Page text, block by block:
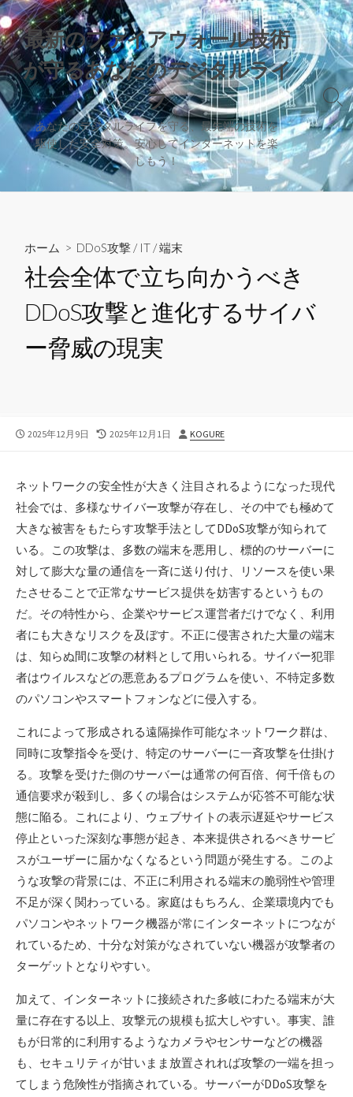
コ
ン
テ
ン
ツ
へ
ッ
最新のファイアウォール技術
が守るあなたのデジタルライ
フ
あなたのデジタルライフを守る、最先端の技術を
駆使した安全対策。安心してインターネットを楽
しもう！
検
索
切
り
替
え
ホーム > DDoS攻撃 / IT /端末
社会全体で立ち向かうべき
DDoS攻撃と進化するサイバ
ー脅威の現実
公
2025年12月9日
最
新
日
2025年12月1日
投
KOGURE
ネットワークの安全性が大きく注目されるようになった現代
社会では、多様なサイバー攻撃が存在し、その中でも極めて
大きな被害をもたらす攻撃手法としてDDoS攻撃が知られて
いる。
この攻撃は、多数の端末を悪用し、標的のサーバーに
対して膨大な量の通信を一斉に送り付け、リソースを使い果
たさせることで正常なサービス提供を妨害するというもの
だ。その特性から、企業やサービス運営者だけでなく、利用
者にも大きなリスクを及ぼす。不正に侵害された大量の端末
は、知らぬ間に攻撃の材料として用いられる。サイバー犯罪
者はウイルスなどの悪意あるプログラムを使い、不特定多数
のパソコンやスマートフォンなどに侵入する。
これによって形成される遠隔操作可能なネットワーク群は、
同時に攻撃指令を受け、特定のサーバーに一斉攻撃を仕掛け
る。攻撃を受けた側のサーバーは通常の何百倍、何千倍もの
通信要求が殺到し、多くの場合はシステムが応答不可能な状
態に陥る。これにより、ウェブサイトの表示遅延やサービス
停止といった深刻な事態が起き、本来提供されるべきサービ
スがユーザーに届かなくなるという問題が発生する。このよ
うな攻撃の背景には、不正に利用される端末の脆弱性や管理
不足が深く関わっている。家庭はもちろん、企業環境内でも
パソコンやネットワーク機器が常にインターネットにつなが
れているため、十分な対策がなされていない機器が攻撃者の
ターゲットとなりやすい。
加えて、インターネットに接続された多岐にわたる端末が大
量に存在する以上、攻撃元の規模も拡大しやすい。事実、誰
もが日常的に利用するようなカメラやセンサーなどの機器
も、セキュリティが甘いまま放置されれば攻撃の一端を担っ
てしまう危険性が指摘されている。サーバーがDDoS攻撃を